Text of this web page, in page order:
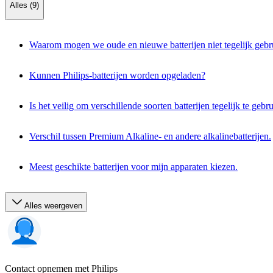
Alles (9)
Waarom mogen we oude en nieuwe batterijen niet tegelijk
Kunnen Philips-batterijen worden opgeladen?
Is het veilig om verschillende soorten batterijen tegelijk te
Verschil tussen Premium Alkaline- en andere alkalinebatterijen.
Meest geschikte batterijen voor mijn apparaten kiezen.
Alles weergeven
Contact opnemen met Philips